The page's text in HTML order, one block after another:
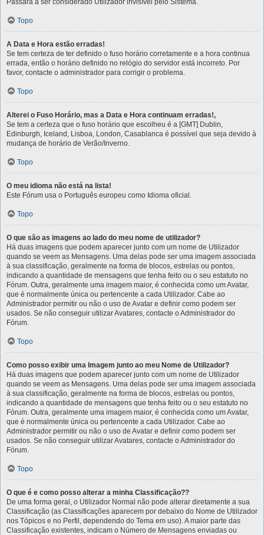
Passará a ser considerado Utilizador invisível pelo Sistema.
Topo
A Data e Hora estão erradas!
Se tem certeza de ter definido o fuso horário corretamente e a hora continua
errada, então o horário definido no relógio do servidor está incorreto. Por
favor, contacte o administrador para corrigir o problema.
Topo
Alterei o Fuso Horário, mas a Data e Hora continuam erradas!,
Se tem a certeza que o fuso horário que escolheu é a [GMT] Dublin,
Edinburgh, Iceland, Lisboa, London, Casablanca é possível que seja devido à
mudança de horário de Verão/Inverno.
Topo
O meu idioma não está na lista!
Este Fórum usa o Português europeu como Idioma oficial.
Topo
O que são as imagens ao lado do meu nome de utilizador?
Há duas imagens que podem aparecer junto com um nome de Utilizador
quando se veem as Mensagens. Uma delas pode ser uma imagem associada
à sua classificação, geralmente na forma de blocos, estrelas ou pontos,
indicando a quantidade de mensagens que tenha feito ou o seu estatuto no
Fórum. Outra, geralmente uma imagem maior, é conhecida como um Avatar,
que é normalmente única ou pertencente a cada Utilizador. Cabe ao
Administrador permitir ou não o uso de Avatar e definir como podem ser
usados. Se não conseguir utilizar Avatares, contacte o Administrador do
Fórum.
Topo
Como posso exibir uma Imagem junto ao meu Nome de Utilizador?
Há duas imagens que podem aparecer junto com um nome de Utilizador
quando se veem as Mensagens. Uma delas pode ser uma imagem associada
à sua classificação, geralmente na forma de blocos, estrelas ou pontos,
indicando a quantidade de mensagens que tenha feito ou o seu estatuto no
Fórum. Outra, geralmente uma imagem maior, é conhecida como um Avatar,
que é normalmente única ou pertencente a cada Utilizador. Cabe ao
Administrador permitir ou não o uso de Avatar e definir como podem ser
usados. Se não conseguir utilizar Avatares, contacte o Administrador do
Fórum.
Topo
O que é e como posso alterar a minha Classificação??
De uma forma geral, o Utilizador Normal não pode alterar diretamente a sua
Classificação (as Classificações aparecem por debaixo do Nome de Utilizador
nos Tópicos e no Perfil, dependendo do Tema em uso). A maior parte das
Classificação existentes, indicam o Número de Mensagens enviadas ou